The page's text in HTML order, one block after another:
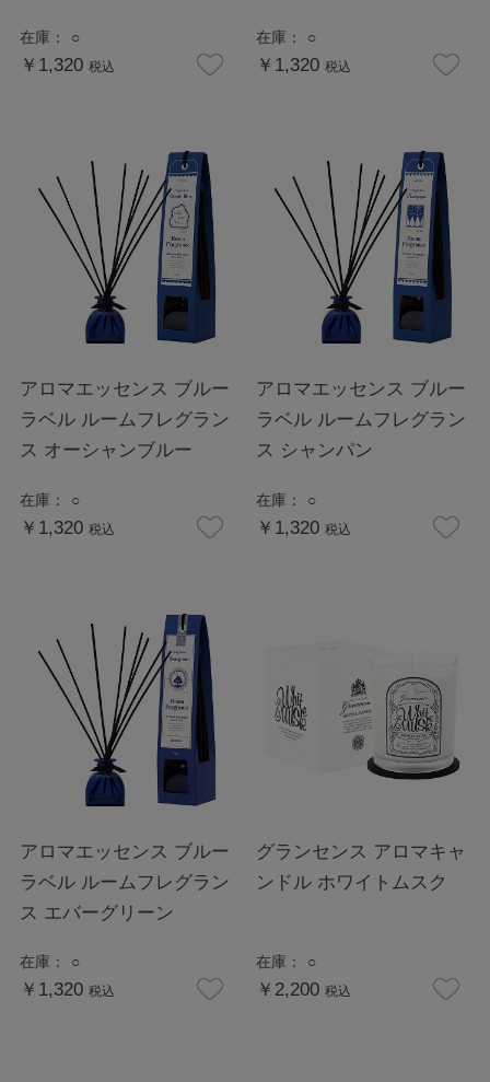
在庫： ○
￥1,320 税込
在庫： ○
￥1,320 税込
アロマエッセンス ブルー
ラベル ルームフレグラン
ス オーシャンブルー
在庫： ○
￥1,320 税込
アロマエッセンス ブルー
ラベル ルームフレグラン
ス シャンパン
在庫： ○
￥1,320 税込
アロマエッセンス ブルー
ラベル ルームフレグラン
ス エバーグリーン
在庫： ○
￥1,320 税込
グランセンス アロマキャ
ンドル ホワイトムスク
在庫： ○
￥2,200 税込